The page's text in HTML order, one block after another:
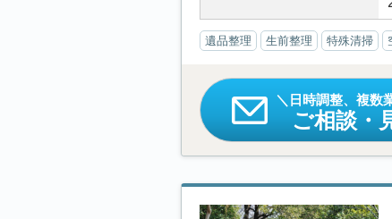
遺品整理 生前整理 特殊清掃
日時調整、複数
ご相談・